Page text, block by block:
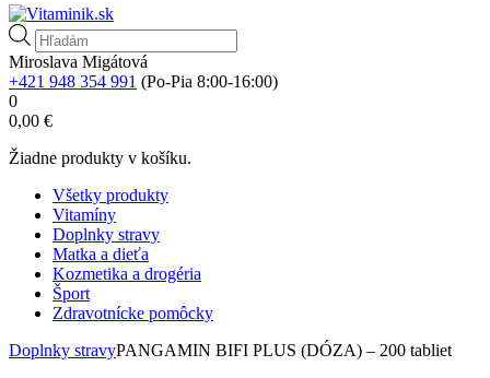
Products
search
Miroslava Migátová
+421 948 354 991 (Po-Pia 8:00-16:00)
0
0,00 €
Žiadne produkty v košíku.
Všetky produkty
Vitamíny
Doplnky stravy
Matka a dieťa
Kozmetika a drogéria
Šport
Zdravotnícke pomôcky
Doplnky stravyPANGAMIN BIFI PLUS (DÓZA) – 200 tabliet